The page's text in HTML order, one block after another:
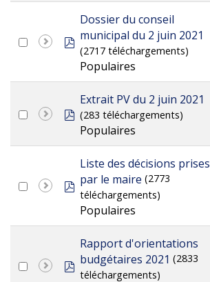
pdf
Dossier du conseil
municipal du 2 juin 2021
(2717 téléchargements)
Populaires
pdf
Extrait PV du 2 juin 2021
(283 téléchargements)
Populaires
pdf
Liste des décisions prises
par le maire (2773
téléchargements)
Populaires
pdf
Rapport d'orientations
budgétaires 2021 (2833
téléchargements)